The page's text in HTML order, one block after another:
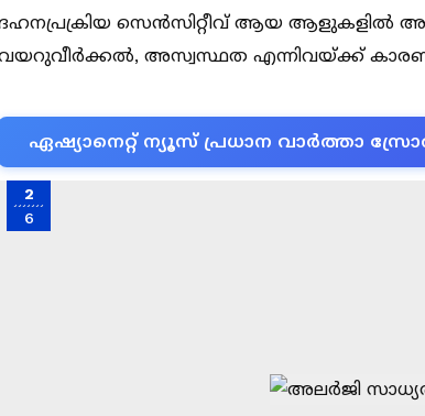
സെൻസിറ്റീവ് ആയ ആളുകളിൽ
അസ്വസ്ഥത എന്നിവയ്ക്ക്
ഏഷ്യാനെറ്റ് ന്യൂസ് പ്രധാന വാർത്താ
2
6